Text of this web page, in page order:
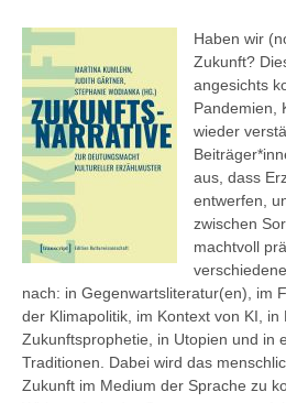
Haben wir
Zukunft?
angesichts
Pandemien,
wieder
aus, dass
entwerfen,
zwischen
machtvoll
nach: in Gegenwartsliteratur(en), im
der Klimapolitik, im Kontext von KI, in
Zukunftsprophetie, in Utopien und in
Traditionen. Dabei wird das
Zukunft im Medium der Sprache zu